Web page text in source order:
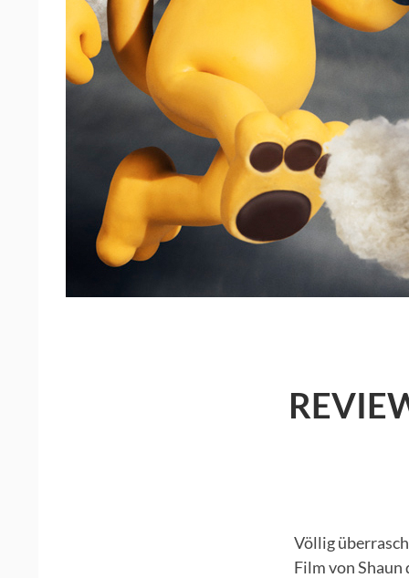
Völlig
Film von Shaun